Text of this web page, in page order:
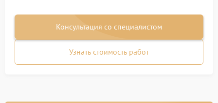
Консультация со специалистом
Узнать стоимость работ